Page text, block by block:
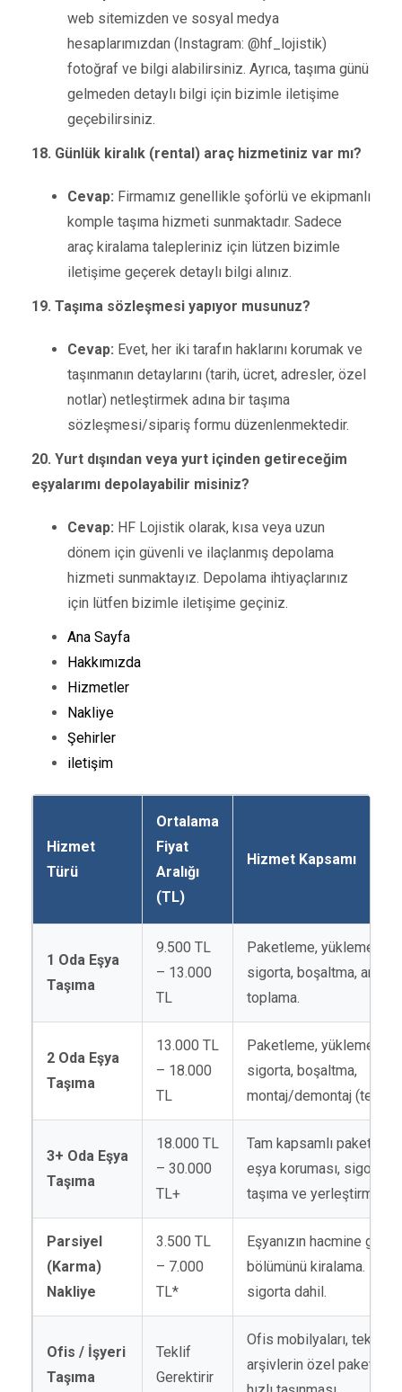
web sitemizden ve sosyal medya
hesaplarımızdan (Instagram: @hf_lojistik)
fotoğraf ve bilgi alabilirsiniz. Ayrıca, taşıma günü
gelmeden detaylı bilgi için bizimle iletişime
geçebilirsiniz.
18. Günlük kiralık (rental) araç hizmetiniz var mı?
Cevap: Firmamız genellikle şoförlü ve ekipmanlı
komple taşıma hizmeti sunmaktadır. Sadece
araç kiralama talepleriniz için lützen bizimle
iletişime geçerek detaylı bilgi alınız.
19. Taşıma sözleşmesi yapıyor musunuz?
Cevap: Evet, her iki tarafın haklarını korumak ve
taşınmanın detaylarını (tarih, ücret, adresler, özel
notlar) netleştirmek adına bir taşıma
sözleşmesi/sipariş formu düzenlenmektedir.
20. Yurt dışından veya yurt içinden getireceğim
eşyalarımı depolayabilir misiniz?
Cevap: HF Lojistik olarak, kısa veya uzun
dönem için güvenli ve ilaçlanmış depolama
hizmeti sunmaktayız. Depolama ihtiyaçlarınız
için lütfen bizimle iletişime geçiniz.
Ana Sayfa
Hakkımızda
Hizmetler
Nakliye
Şehirler
iletişim
Hizmet
Türü
Ortalama
Fiyat
Aralığı
(TL)
Hizmet Kapsamı
1 Oda Eşya
Taşıma
9.500 TL
– 13.000
TL
Paketleme, yükleme,
sigorta, boşaltma,
toplama.
2 Oda Eşya
Taşıma
13.000 TL
– 18.000
TL
Paketleme, yükleme,
sigorta, boşaltma,
montaj/demontaj (temel).
3+ Oda Eşya
Taşıma
18.000 TL
– 30.000
TL+
Tam kapsamlı
eşya koruması, sigorta,
taşıma ve yerleştirme.
Parsiyel
(Karma)
Nakliye
3.500 TL
– 7.000
TL*
Eşyanızın hacmine göre
bölümünü kiralama.
sigorta dahil.
Ofis / İşyeri
Taşıma
Teklif
Gerektirir
Ofis mobilyaları, teknik
arşivlerin özel